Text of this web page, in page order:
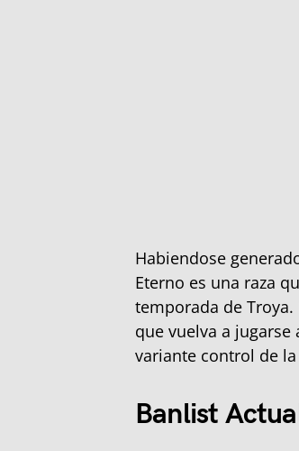
Habiendose
Eterno es una raza
temporada de
que vuelva a
variante control de la
Banlist